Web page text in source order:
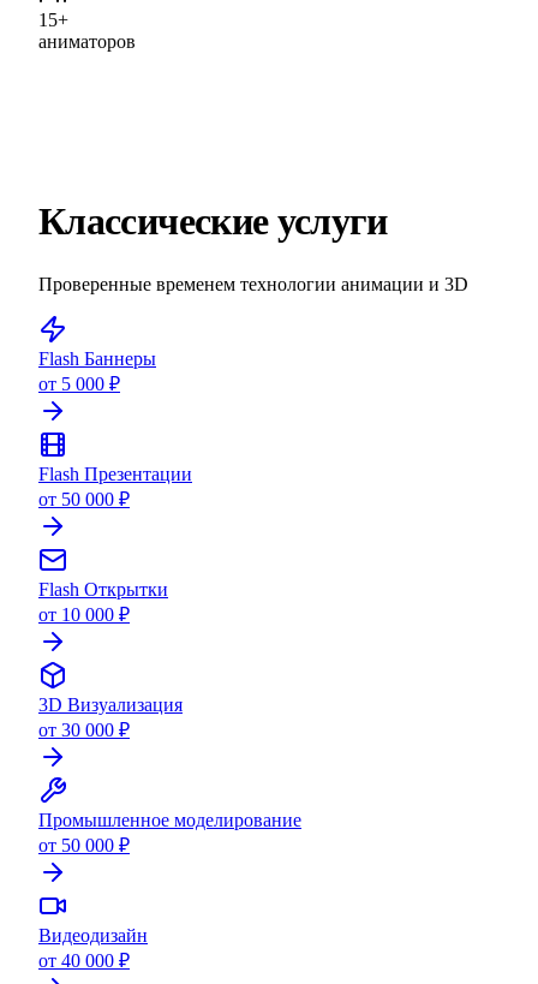
15+
аниматоров
Классические услуги
Проверенные временем технологии анимации и 3D
Flash Баннеры
от 5 000 ₽
Flash Презентации
от 50 000 ₽
Flash Открытки
от 10 000 ₽
3D Визуализация
от 30 000 ₽
Промышленное моделирование
от 50 000 ₽
Видеодизайн
от 40 000 ₽